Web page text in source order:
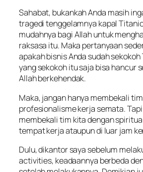
Sahabat, bukankah Anda masih
tragedi tenggelamnya kapal
mudahnya bagi Allah untuk
raksasa itu. Maka pertanyaan
apakah bisnis Anda sudah
yang sekokoh itu saja bisa hancur
Allah berkehendak.
Maka, jangan hanya membekali
profesionalisme kerja semata.
membekali tim kita dengan
tempat kerja ataupun di luar jam
Dulu, dikantor saya sebelum
activities, keadaannya berbeda